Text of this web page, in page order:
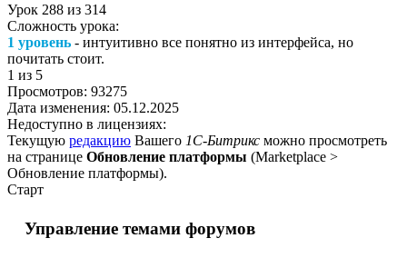
Урок 288 из 314
Сложность урока:
1 уровень - интуитивно все понятно из интерфейса, но
почитать стоит.
1 из 5
Просмотров: 93275
Дата изменения: 05.12.2025
Недоступно в лицензиях:
Текущую редакцию Вашего 1С-Битрикс можно просмотреть
на странице Обновление платформы (Marketplace >
Обновление платформы).
Старт
Управление темами форумов